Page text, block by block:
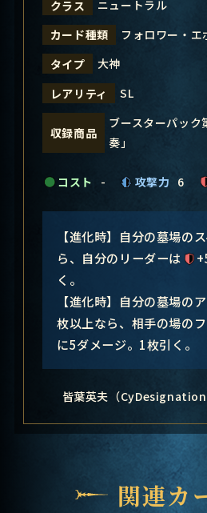
クラス
ニュートラル
カード種類
フォロワー・エ
タイプ
大神
レアリティ
SL
収録商品
ブースターパック
奏」
コスト - 攻撃力 6
【進化時】自分の墓場の
ら、自分のリーダーは
く。
【進化時】自分の墓場の
枚以上なら、相手の場の
に5ダメージ。1枚引く。
皆葉英夫（CyDesignation
関連カ